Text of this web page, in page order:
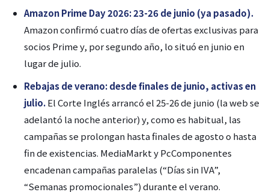
Amazon Prime Day 2026: 23-26 de junio (ya pasado).
Amazon confirmó cuatro días de ofertas exclusivas para
socios Prime y, por segundo año, lo situó en junio en
lugar de julio.
Rebajas de verano: desde finales de junio, activas en
julio.El Corte Inglés arrancó el 25-26 de junio (la web se
adelantó la noche anterior) y, como es habitual, las
campañas se prolongan hasta finales de agosto o hasta
fin de existencias. MediaMarkt y PcComponentes
encadenan campañas paralelas (“Días sin IVA”,
“Semanas promocionales”) durante el verano.